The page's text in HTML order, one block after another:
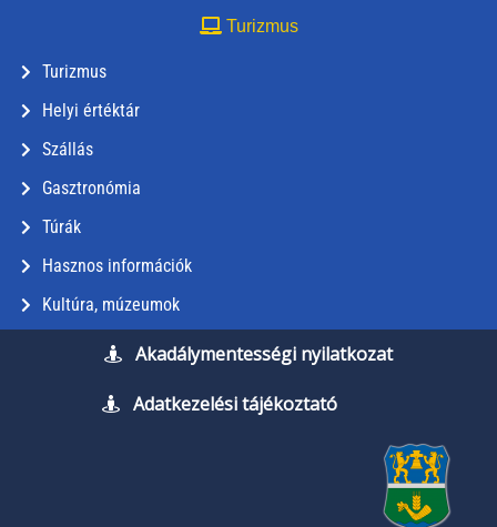
Turizmus
Turizmus
Helyi értéktár
Szállás
Gasztronómia
Túrák
Hasznos információk
Kultúra, múzeumok
Akadálymentességi nyilatkozat
Adatkezelési tájékoztató